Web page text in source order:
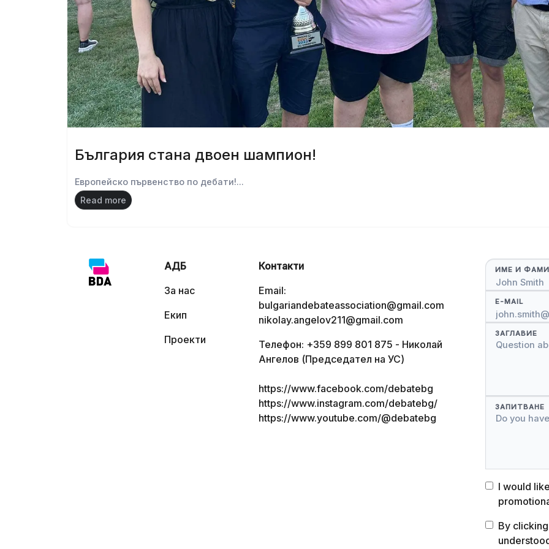
България стана двоен шампион!
Европейско първенство по дебати!...
Read more
АДБ
За нас
Екип
Проекти
Контакти
Email:
bulgariandebateassociation@gmail.com
nikolay.angelov211@gmail.com
Телефон: +359 899 801 875 - Николай
Ангелов (Председател на УС)
https://www.facebook.com/debatebg
https://www.instagram.com/debatebg/
https://www.youtube.com/@debatebg
ИМЕ И
E-MAIL
ЗАГЛАВИЕ
ЗАПИТВАНЕ
I would
By